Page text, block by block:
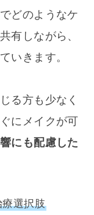
どのようなケ
有しながら、
いきます。
る方も少なく
にメイクが可
にも配慮した
選択肢